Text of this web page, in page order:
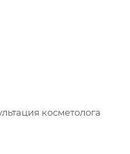
косметолога